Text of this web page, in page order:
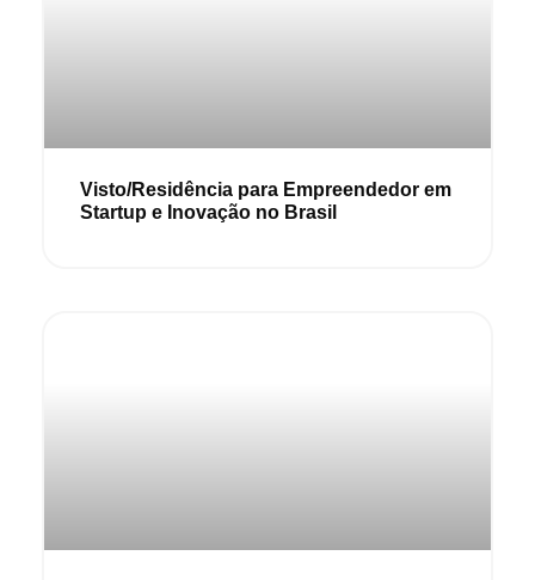
Visto/Residência para Empreendedor em
Startup e Inovação no Brasil